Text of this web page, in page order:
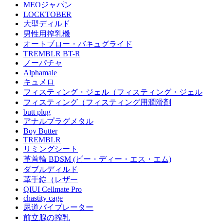
MEOジャパン
LOCKTOBER
大型ディルド
男性用搾乳機
オートブロー・バキュグライド
TREMBLR BT-R
ノーパチャ
Alphamale
キュメロ
フィスティング・ジェル（フィスティング・ジェル
フィスティング（フィスティング用潤滑剤
butt plug
アナルプラグメタル
Boy Butter
TREMBLR
リミングシート
革首輪 BDSM (ビー・ディー・エス・エム)
ダブルディルド
革手錠（レザー
QIUI Cellmate Pro
chastity cage
尿道バイブレーター
前立腺の搾乳